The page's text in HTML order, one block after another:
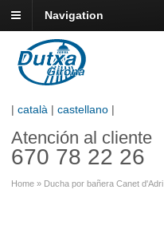
Navigation
| català | castellano |
Atención al cliente
670 78 22 26
Home » Ducha por bañera Canet d'Adri